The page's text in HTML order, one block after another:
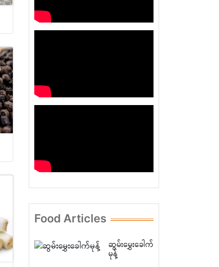
Food Articles
ဆွမ်းမွှေးခေါက်
မုန့်